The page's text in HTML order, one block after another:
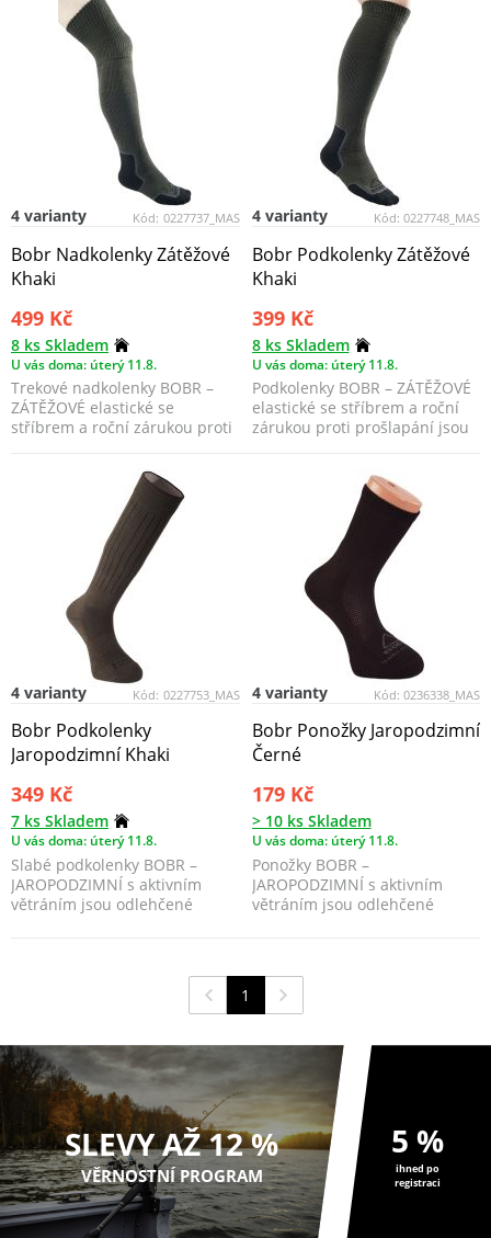
Kód: 0227737_MAS
4 varianty
Bobr Nadkolenky Zátěžové
Khaki
499 Kč
8 ks Skladem
U vás doma: úterý 11.8.
Trekové nadkolenky BOBR –
ZÁTĚŽOVÉ elastické se
stříbrem a roční zárukou proti
Kód: 0227748_MAS
4 varianty
Bobr Podkolenky Zátěžové
Khaki
399 Kč
8 ks Skladem
U vás doma: úterý 11.8.
Podkolenky BOBR – ZÁTĚŽOVÉ
elastické se stříbrem a roční
zárukou proti prošlapání jsou
Kód: 0227753_MAS
4 varianty
Bobr Podkolenky
Jaropodzimní Khaki
349 Kč
7 ks Skladem
U vás doma: úterý 11.8.
Slabé podkolenky BOBR –
JAROPODZIMNÍ s aktivním
větráním jsou odlehčené
Kód: 0236338_MAS
4 varianty
Bobr Ponožky Jaropodzimní
Černé
179 Kč
> 10 ks Skladem
U vás doma: úterý 11.8.
Ponožky BOBR –
JAROPODZIMNÍ s aktivním
větráním jsou odlehčené
1
SLEVY AŽ 12 %
VĚRNOSTNÍ PROGRAM
5 %
ihned po
registraci